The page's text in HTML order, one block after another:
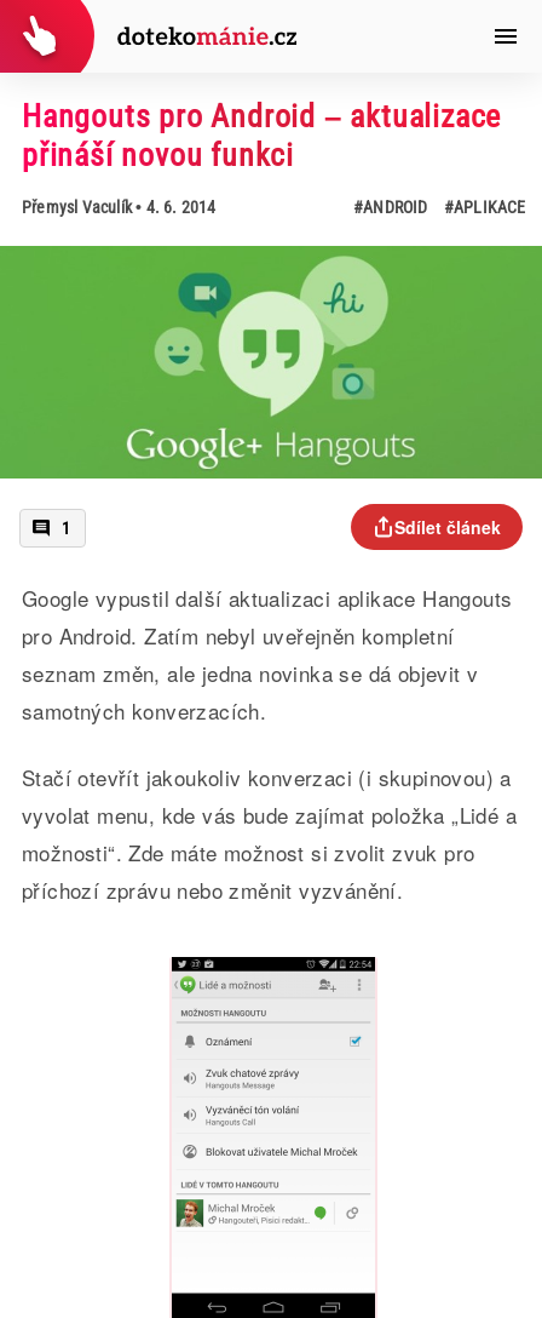
Hangouts pro Android – aktualizace
přináší novou funkci
Přemysl Vaculík• 4. 6. 2014 #ANDROID #APLIKACE
1 Sdílet článek
Google vypustil další aktualizaci aplikace Hangouts
pro Android. Zatím nebyl uveřejněn kompletní
seznam změn, ale jedna novinka se dá objevit v
samotných konverzacích.
Stačí otevřít jakoukoliv konverzaci (i skupinovou) a
vyvolat menu, kde vás bude zajímat položka „Lidé a
možnosti“. Zde máte možnost si zvolit zvuk pro
příchozí zprávu nebo změnit vyzvánění.